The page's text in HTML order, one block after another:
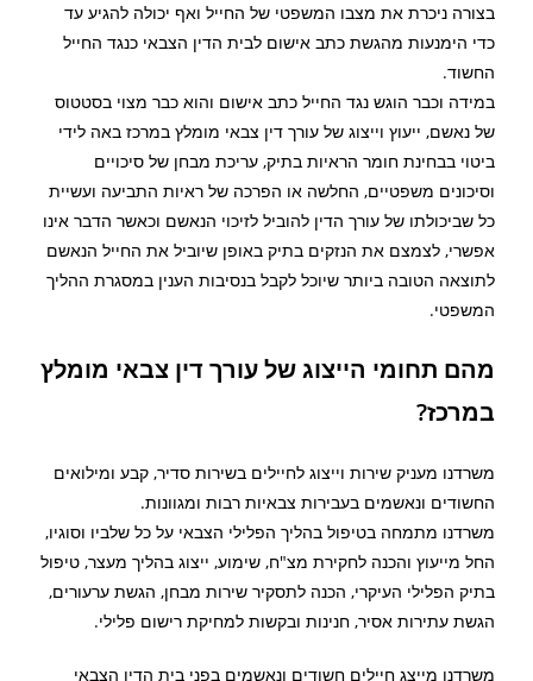
בצורה ניכרת את מצבו המשפטי של החייל ואף יכולה להגיע עד
כדי הימנעות מהגשת כתב אישום לבית הדין הצבאי כנגד החייל
החשוד.
במידה וכבר הוגש נגד החייל כתב אישום והוא כבר מצוי בסטטוס
של נאשם, ייעוץ וייצוג של עורך דין צבאי מומלץ במרכז באה לידי
ביטוי בבחינת חומר הראיות בתיק, עריכת מבחן של סיכויים
וסיכונים משפטיים, החלשה או הפרכה של ראיות התביעה ועשיית
כל שביכולתו של עורך הדין להוביל לזיכוי הנאשם וכאשר הדבר אינו
אפשרי, לצמצם את הנזקים בתיק באופן שיוביל את החייל הנאשם
לתוצאה הטובה ביותר שיוכל לקבל בנסיבות הענין במסגרת ההליך
המשפטי.
מהם תחומי הייצוג של עורך דין צבאי מומלץ
במרכז?
משרדנו מעניק שירות וייצוג לחיילים בשירות סדיר, קבע ומילואים
החשודים ונאשמים בעבירות צבאיות רבות ומגוונות.
משרדנו מתמחה בטיפול בהליך הפלילי הצבאי על כל שלביו וסוגיו,
החל מייעוץ והכנה לחקירת מצ"ח, שימוע, ייצוג בהליך מעצר, טיפול
בתיק הפלילי העיקרי, הכנה לתסקיר שירות מבחן, הגשת ערעורים,
הגשת עתירות אסיר, חנינות ובקשות למחיקת רישום פלילי.
משרדנו מייצג חיילים חשודים ונאשמים בפני בית הדין הצבאי